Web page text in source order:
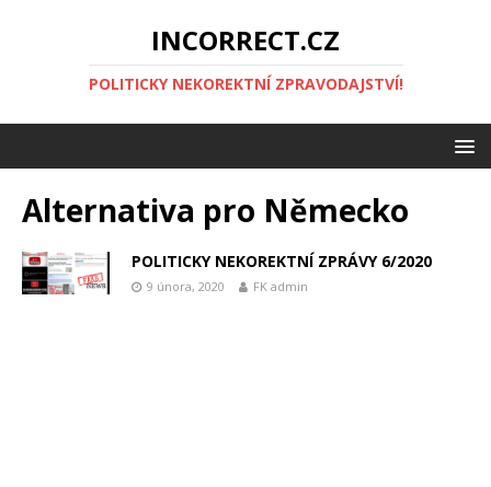
INCORRECT.CZ
POLITICKY NEKOREKTNÍ ZPRAVODAJSTVÍ!
Alternativa pro Německo
POLITICKY NEKOREKTNÍ ZPRÁVY 6/2020
9 února, 2020 FK admin